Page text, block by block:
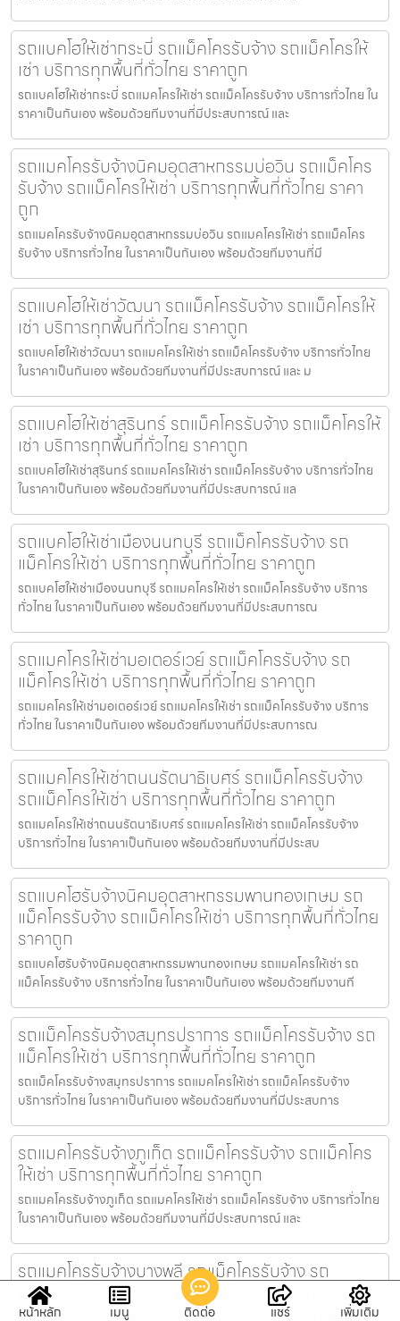
รถแบคโฮให้เช่ากระบี่ รถแม็คโครรับจ้าง รถแม็คโครให้
เช่า บริการทุกพื้นที่ทั่วไทย ราคาถูก
รถแบคโฮให้เช่ากระบี่ รถแมคโครให้เช่า รถแม็คโครรับจ้าง บริการทั่วไทย ใน
ราคาเป็นกันเอง พร้อมด้วยทีมงานที่มีประสบการณ์ และ
รถแมคโครรับจ้างนิคมอุตสาหกรรมบ่อวิน รถแม็คโคร
รับจ้าง รถแม็คโครให้เช่า บริการทุกพื้นที่ทั่วไทย ราคา
ถูก
รถแมคโครรับจ้างนิคมอุตสาหกรรมบ่อวิน รถแมคโครให้เช่า รถแม็คโคร
รับจ้าง บริการทั่วไทย ในราคาเป็นกันเอง พร้อมด้วยทีมงานที่มี
รถแบคโฮให้เช่าวัฒนา รถแม็คโครรับจ้าง รถแม็คโครให้
เช่า บริการทุกพื้นที่ทั่วไทย ราคาถูก
รถแบคโฮให้เช่าวัฒนา รถแมคโครให้เช่า รถแม็คโครรับจ้าง บริการทั่วไทย
ในราคาเป็นกันเอง พร้อมด้วยทีมงานที่มีประสบการณ์ และ ม
รถแบคโฮให้เช่าสุรินทร์ รถแม็คโครรับจ้าง รถแม็คโครให้
เช่า บริการทุกพื้นที่ทั่วไทย ราคาถูก
รถแบคโฮให้เช่าสุรินทร์ รถแมคโครให้เช่า รถแม็คโครรับจ้าง บริการทั่วไทย
ในราคาเป็นกันเอง พร้อมด้วยทีมงานที่มีประสบการณ์ แล
รถแบคโฮให้เช่าเมืองนนทบุรี รถแม็คโครรับจ้าง รถ
แม็คโครให้เช่า บริการทุกพื้นที่ทั่วไทย ราคาถูก
รถแบคโฮให้เช่าเมืองนนทบุรี รถแมคโครให้เช่า รถแม็คโครรับจ้าง บริการ
ทั่วไทย ในราคาเป็นกันเอง พร้อมด้วยทีมงานที่มีประสบการณ
รถแมคโครให้เช่ามอเตอร์เวย์ รถแม็คโครรับจ้าง รถ
แม็คโครให้เช่า บริการทุกพื้นที่ทั่วไทย ราคาถูก
รถแมคโครให้เช่ามอเตอร์เวย์ รถแมคโครให้เช่า รถแม็คโครรับจ้าง บริการ
ทั่วไทย ในราคาเป็นกันเอง พร้อมด้วยทีมงานที่มีประสบการณ
รถแมคโครให้เช่าถนนรัตนาธิเบศร์ รถแม็คโครรับจ้าง
รถแม็คโครให้เช่า บริการทุกพื้นที่ทั่วไทย ราคาถูก
รถแมคโครให้เช่าถนนรัตนาธิเบศร์ รถแมคโครให้เช่า รถแม็คโครรับจ้าง
บริการทั่วไทย ในราคาเป็นกันเอง พร้อมด้วยทีมงานที่มีประสบ
รถแบคโฮรับจ้างนิคมอุตสาหกรรมพานทองเกษม รถ
แม็คโครรับจ้าง รถแม็คโครให้เช่า บริการทุกพื้นที่ทั่วไทย
ราคาถูก
รถแบคโฮรับจ้างนิคมอุตสาหกรรมพานทองเกษม รถแมคโครให้เช่า รถ
แม็คโครรับจ้าง บริการทั่วไทย ในราคาเป็นกันเอง พร้อมด้วยทีมงานที
รถแม็คโครรับจ้างสมุทรปราการ รถแม็คโครรับจ้าง รถ
แม็คโครให้เช่า บริการทุกพื้นที่ทั่วไทย ราคาถูก
รถแม็คโครรับจ้างสมุทรปราการ รถแมคโครให้เช่า รถแม็คโครรับจ้าง
บริการทั่วไทย ในราคาเป็นกันเอง พร้อมด้วยทีมงานที่มีประสบการ
รถแมคโครรับจ้างภูเก็ต รถแม็คโครรับจ้าง รถแม็คโคร
ให้เช่า บริการทุกพื้นที่ทั่วไทย ราคาถูก
รถแมคโครรับจ้างภูเก็ต รถแมคโครให้เช่า รถแม็คโครรับจ้าง บริการทั่วไทย
ในราคาเป็นกันเอง พร้อมด้วยทีมงานที่มีประสบการณ์ และ
รถแมคโครรับจ้างบางพลี รถแม็คโครรับจ้าง รถ
แม็คโครให้เช่า บริการทุกพื้นที่ทั่วไทย ราคาถูก
หน้าหลัก เมนู ติดต่อ แชร์ เพิ่มเติม